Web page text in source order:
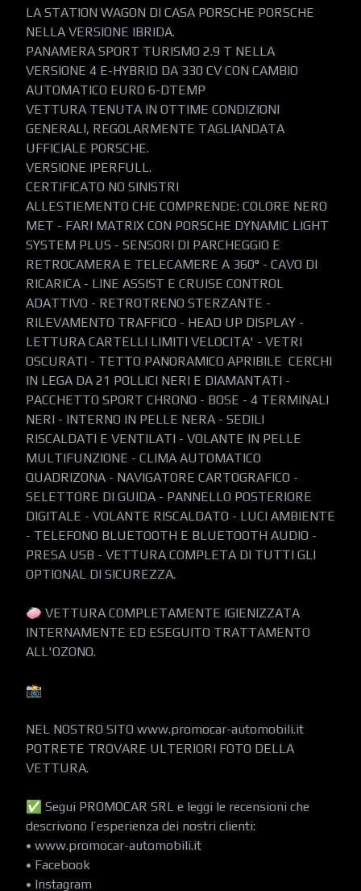
LA STATION WAGON DI CASA PORSCHE PORSCHE
NELLA VERSIONE IBRIDA.
PANAMERA SPORT TURISMO 2.9 T NELLA
VERSIONE 4 E-HYBRID DA 330 CV CON CAMBIO
AUTOMATICO EURO 6-DTEMP
VETTURA TENUTA IN OTTIME CONDIZIONI
GENERALI, REGOLARMENTE TAGLIANDATA
UFFICIALE PORSCHE.
VERSIONE IPERFULL.
CERTIFICATO NO SINISTRI
ALLESTIEMENTO CHE COMPRENDE: COLORE NERO
MET - FARI MATRIX CON PORSCHE DYNAMIC LIGHT
SYSTEM PLUS - SENSORI DI PARCHEGGIO E
RETROCAMERA E TELECAMERE A 360° - CAVO DI
RICARICA - LINE ASSIST E CRUISE CONTROL
ADATTIVO - RETROTRENO STERZANTE -
RILEVAMENTO TRAFFICO - HEAD UP DISPLAY -
LETTURA CARTELLI LIMITI VELOCITA' - VETRI
OSCURATI - TETTO PANORAMICO APRIBILE  CERCHI
IN LEGA DA 21 POLLICI NERI E DIAMANTATI -
PACCHETTO SPORT CHRONO - BOSE - 4 TERMINALI
NERI - INTERNO IN PELLE NERA - SEDILI
RISCALDATI E VENTILATI - VOLANTE IN PELLE
MULTIFUNZIONE - CLIMA AUTOMATICO
QUADRIZONA - NAVIGATORE CARTOGRAFICO -
SELETTORE DI GUIDA - PANNELLO POSTERIORE
DIGITALE - VOLANTE RISCALDATO - LUCI AMBIENTE
- TELEFONO BLUETOOTH E BLUETOOTH AUDIO -
PRESA USB - VETTURA COMPLETA DI TUTTI GLI
OPTIONAL DI SICUREZZA.
🧼 VETTURA COMPLETAMENTE IGIENIZZATA
INTERNAMENTE ED ESEGUITO TRATTAMENTO
ALL'OZONO.
📸
NEL NOSTRO SITO www.promocar-automobili.it
POTRETE TROVARE ULTERIORI FOTO DELLA
VETTURA.
✅ Segui PROMOCAR SRL e leggi le recensioni che
descrivono l’esperienza dei nostri clienti:
• www.promocar-automobili.it
• Facebook
• Instagram